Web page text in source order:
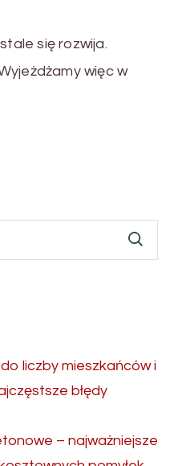
się rozwija.
więc w
liczby mieszkańców i
błędy
– najważniejsze